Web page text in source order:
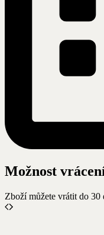
Možnost
Zboží můžete vrátit do 30